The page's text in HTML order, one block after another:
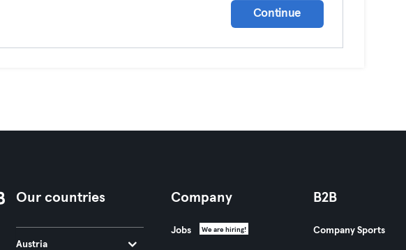
Continue
Our countries
Austria
Company
Jobs We are hiring!
B2B
Company Sports